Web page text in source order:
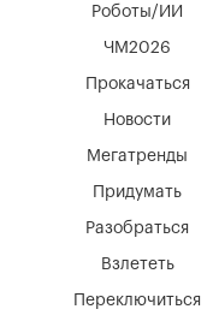
Мегатренды
Придумать
Разобраться
Взлететь
Новости
Переключиться
Роботы/ИИ
ЧМ2026
Прокачаться